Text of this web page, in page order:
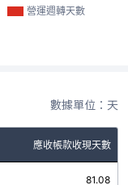
營運週轉天數
數據單位：天
應收帳款收現天數
81.08